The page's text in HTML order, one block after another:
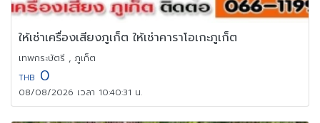
ให้เช่าเครื่องเสียงภูเก็ต ให้เช่าคาราโอเกะภูเก็ต
เทพกระษัตรี , ภูเก็ต
THB 0
08/08/2026 เวลา 10:40:31 น.